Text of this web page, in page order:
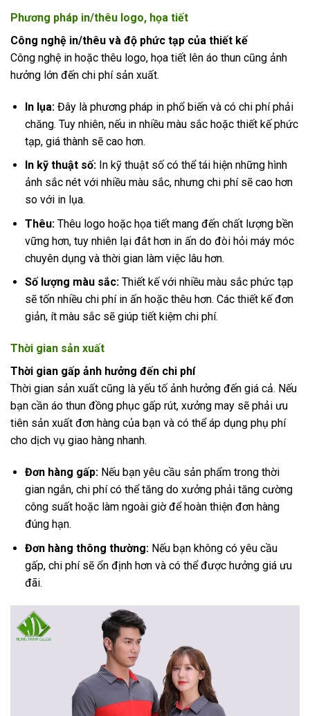
Phương pháp in/thêu logo, họa tiết
Công nghệ in/thêu và độ phức tạp của thiết kế
Công nghệ in hoặc thêu logo, họa tiết lên áo thun cũng ảnh
hưởng lớn đến chi phí sản xuất.
In lụa:Đây là phương pháp in phổ biến và có chi phí phải
chăng. Tuy nhiên, nếu in nhiều màu sắc hoặc thiết kế phức
tạp, giá thành sẽ cao hơn.
In kỹ thuật số:In kỹ thuật số có thể tái hiện những hình
ảnh sắc nét với nhiều màu sắc, nhưng chi phí sẽ cao hơn
so với in lụa.
Thêu:Thêu logo hoặc họa tiết mang đến chất lượng bền
vững hơn, tuy nhiên lại đắt hơn in ấn do đòi hỏi máy móc
chuyên dụng và thời gian làm việc lâu hơn.
Số lượng màu sắc:Thiết kế với nhiều màu sắc phức tạp
sẽ tốn nhiều chi phí in ấn hoặc thêu hơn. Các thiết kế đơn
giản, ít màu sắc sẽ giúp tiết kiệm chi phí.
Thời gian sản xuất
Thời gian gấp ảnh hưởng đến chi phí
Thời gian sản xuất cũng là yếu tố ảnh hưởng đến giá cả. Nếu
bạn cần áo thun đồng phục gấp rút, xưởng may sẽ phải ưu
tiên sản xuất đơn hàng của bạn và có thể áp dụng phụ phí
cho dịch vụ giao hàng nhanh.
Đơn hàng gấp:Nếu bạn yêu cầu sản phẩm trong thời
gian ngắn, chi phí có thể tăng do xưởng phải tăng cường
công suất hoặc làm ngoài giờ để hoàn thiện đơn hàng
đúng hạn.
Đơn hàng thông thường:Nếu bạn không có yêu cầu
gấp, chi phí sẽ ổn định hơn và có thể được hưởng giá ưu
đãi.